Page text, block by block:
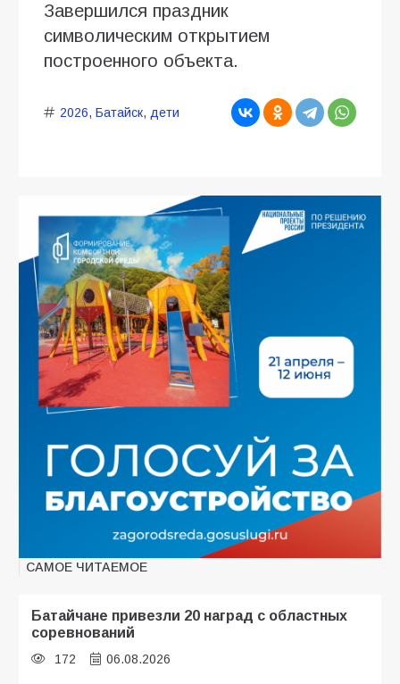
Завершился праздник
символическим открытием
построенного объекта.
2026, Батайск, дети
САМОЕ ЧИТАЕМОЕ
Батайчане привезли 20 наград с областных
соревнований
172 06.08.2026